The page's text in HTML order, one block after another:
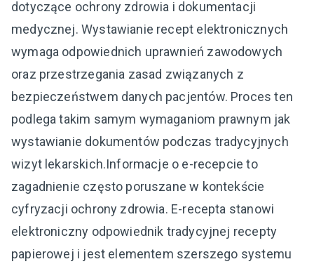
dotyczące ochrony zdrowia i dokumentacji
medycznej. Wystawianie recept elektronicznych
wymaga odpowiednich uprawnień zawodowych
oraz przestrzegania zasad związanych z
bezpieczeństwem danych pacjentów. Proces ten
podlega takim samym wymaganiom prawnym jak
wystawianie dokumentów podczas tradycyjnych
wizyt lekarskich.Informacje o e-recepcie to
zagadnienie często poruszane w kontekście
cyfryzacji ochrony zdrowia. E-recepta stanowi
elektroniczny odpowiednik tradycyjnej recepty
papierowej i jest elementem szerszego systemu